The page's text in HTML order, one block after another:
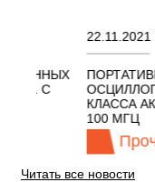
22.11.2021 18:41
ПОРТАТИВНЫЕ
КЛАССА
100 МГЦ
Читать все новости